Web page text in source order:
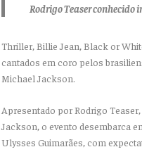
Rodrigo Teaser conhecido
Thriller, Billie Jean, Black or
cantados em coro pelos
Michael Jackson.
Apresentado por Rodrigo
Jackson, o evento desembarca
Ulysses Guimarães, com